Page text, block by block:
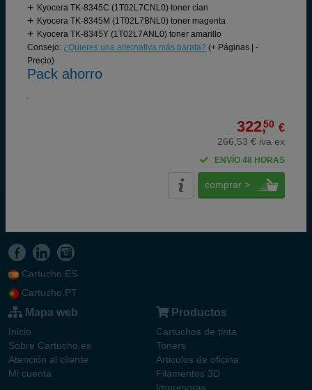
Kyocera TK-8345C (1T02L7CNL0) toner cian
Kyocera TK-8345M (1T02L7BNL0) toner magenta
Kyocera TK-8345Y (1T02L7ANL0) toner amarillo
Consejo: ¿Quieres una alternativa más barata? (+ Páginas | -
Precio)
Pack ahorro
322,50 €
266,53 € iva ex
ENVÍO 48 HORAS
comprar >
Cartucho.ES
Cartucho.PT
Mapa web
Inicio
Sobre Cartucho.es
Atención al cliente
Mi cuenta
Productos
Cartuchos de tinta
Toners
Articulos de oficina
Filamentos 3D
Impresoras